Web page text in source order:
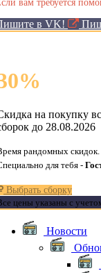
в VK!
%
на покупку
до 28.08.2026
рандомных скидок.
для тебя -
Выбрать сборку
цены указаны с
Новости